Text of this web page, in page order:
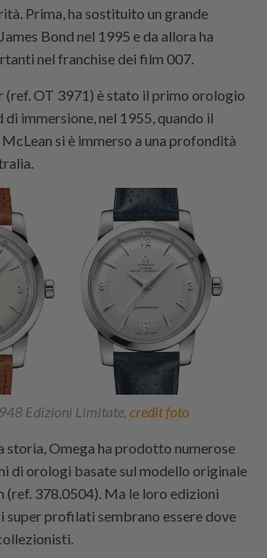
Prima, ha sostituito un grande
Bond nel 1995 e da allora ha
nel franchise dei film 007.
(ref. OT 3971) è stato il primo orologio
immersione, nel 1955, quando il
si è immerso a una profondità
Edizioni Limitate,credit foto
storia, Omega ha prodotto numerose
di orologi basate sul modello originale
(ref. 378.0504). Ma le loro edizioni
profilati sembrano essere dove